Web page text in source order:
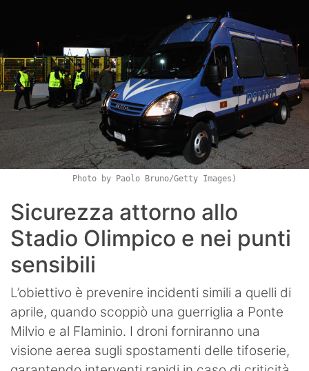
Photo by Paolo Bruno/Getty Images)
Sicurezza attorno allo
Stadio Olimpico e nei punti
sensibili
L’obiettivo è prevenire incidenti simili a quelli di
aprile, quando scoppiò una guerriglia a Ponte
Milvio e al Flaminio. I droni forniranno una
visione aerea sugli spostamenti delle tifoserie,